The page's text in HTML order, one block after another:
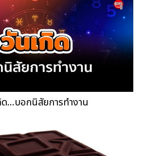
...บอกนิสัยการทำงาน